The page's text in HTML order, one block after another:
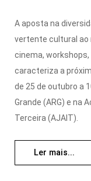
A aposta na
vertente cultural ao
cinema,
caracteriza a
de 25 de outubro a
Grande (ARG) e na
Terceira (AJAIT).
Ler mais...